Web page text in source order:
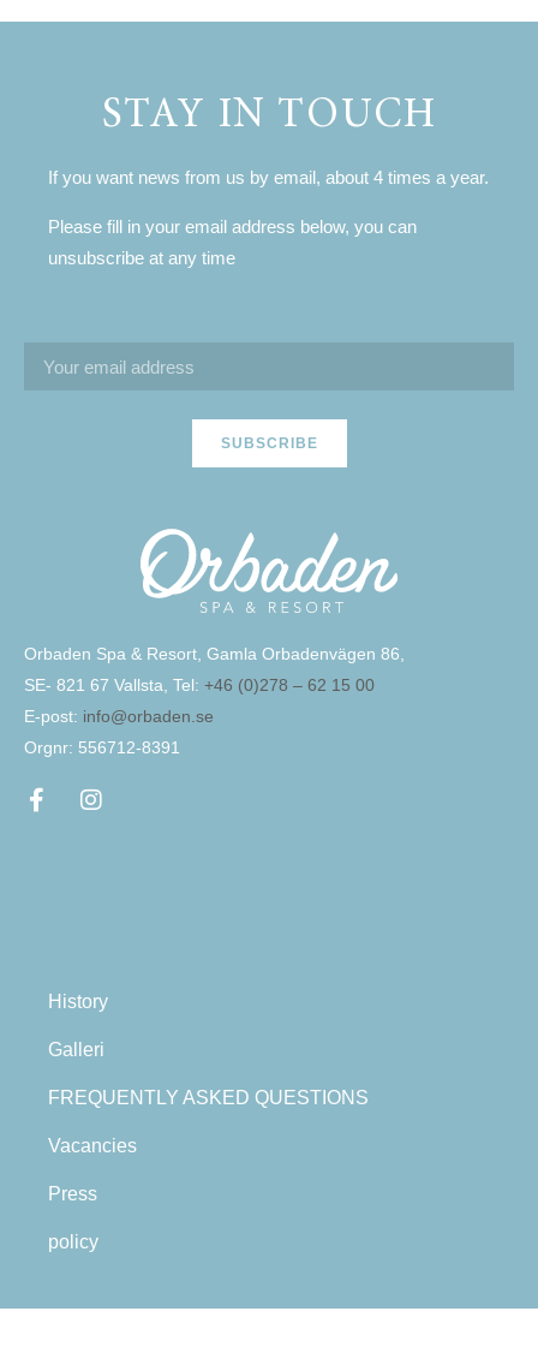
STAY IN TOUCH
If you want news from us by email, about 4 times a year.
Please fill in your email address below, you can
unsubscribe at any time
SUBSCRIBE
Orbaden Spa & Resort, Gamla Orbadenvägen 86,
SE- 821 67 Vallsta, Tel: +46 (0)278 – 62 15 00
E-post: info@orbaden.se
Orgnr: 556712-8391
History
Galleri
FREQUENTLY ASKED QUESTIONS
Vacancies
Press
policy